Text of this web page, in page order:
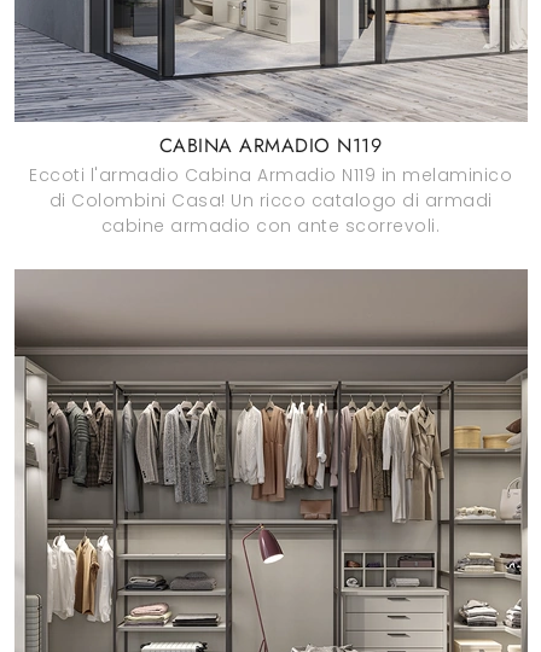
CABINA ARMADIO N119
Eccoti l'armadio Cabina Armadio N119 in melaminico
di Colombini Casa! Un ricco catalogo di armadi
cabine armadio con ante scorrevoli.